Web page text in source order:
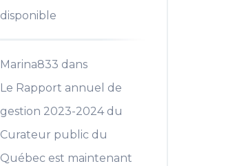
disponible
Marina833 dans
Le Rapport annuel de
gestion 2023-2024 du
Curateur public du
Québec est maintenant